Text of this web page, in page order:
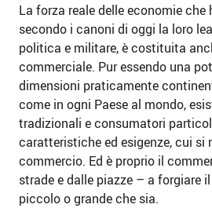
La forza reale delle economie
secondo i canoni di oggi la loro
politica e militare, è costituita
commerciale. Pur essendo una
dimensioni praticamente
come in ogni Paese al mondo,
tradizionali e consumatori
caratteristiche ed esigenze, cui si
commercio. Ed è proprio il
strade e dalle piazze – a forgiare
piccolo o grande che sia.